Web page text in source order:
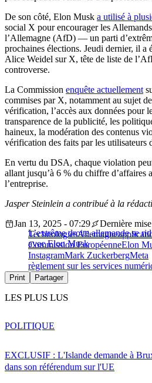
De son côté, Elon Musk a utilisé à
social X pour encourager les
l’Allemagne (AfD) — un parti
prochaines élections. Jeudi dernier, il a
Alice Weidel sur X, tête de liste de
controverse.
La Commission enquête actuellement
commises par X, notamment au sujet
vérification, l’accès aux données pour
transparence de la publicité, les
haineux, la modération des contenus
vérification des faits par les utilisateurs
En vertu du DSA, chaque violation
allant jusqu’à 6 % du chiffre d’affaires
l’entreprise.
Jasper Steinlein a contribué à la
L’extrême droite allemande se
avec Elon Musk
Jan 13, 2025 - 07:29
Dernière
TechnologiesAllemagne
Commission EuropéenneElon
InstagramMark ZuckerbergMeta
règlement sur les services
Print Partager
LES PLUS LUS
EXCLUSIF : L'Islande demande à
dans son référendum sur l'UE
POLITIQUE